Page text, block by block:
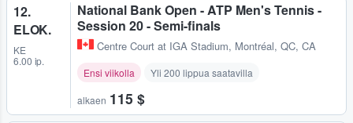
12.
ELOK.
KE
6.00 ip.
National Bank Open - ATP Men's Tennis -
Session 20 - Semi-finals
Centre Court at IGA Stadium, Montréal, QC, CA
Ensi viikolla Yli 200 lippua saatavilla
alkaen 115 $